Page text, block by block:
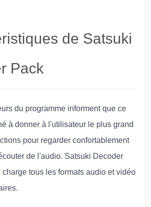
de Satsuki
Pack
du programme informent que ce
à donner à l'utilisateur le plus grand
pour regarder confortablement
de l'audio. Satsuki Decoder
charge tous les formats audio et vidéo